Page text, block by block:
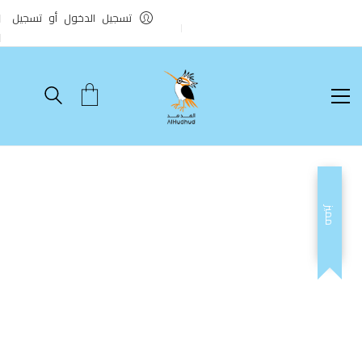
تسجيل الدخول أو تسجيل
مميز